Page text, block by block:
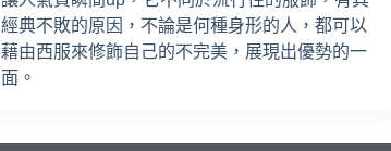
經典不敗的原因，不論是何種身形的人，都可以
藉由西服來修飾自己的不完美，展現出優勢的一
面。